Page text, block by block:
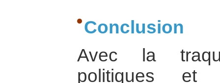
Conclusion
Avec la
politiques et